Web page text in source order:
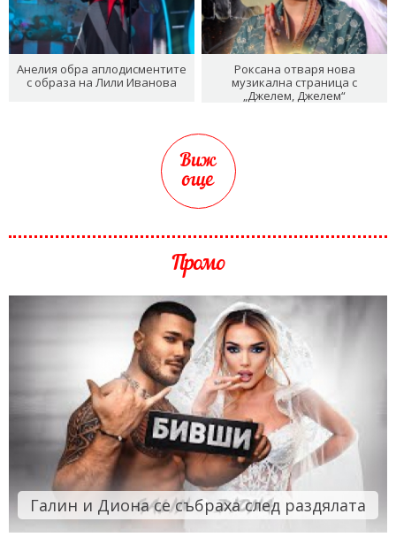
Анелия обра аплодисментите
с образа на Лили Иванова
Роксана отваря нова
музикална страница с
„Джелем, Джелем“
Виж
още
Промо
Галин и Диона се събраха след раздялата